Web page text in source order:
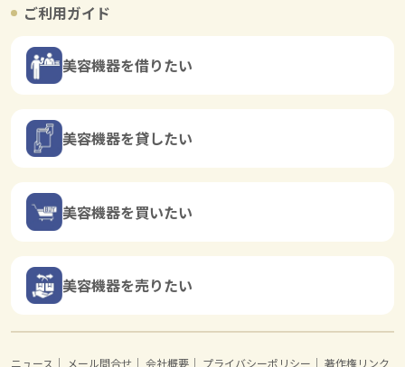
ご利用ガイド
美容機器を借りたい
美容機器を貸したい
美容機器を買いたい
美容機器を売りたい
ニュース ｜ メール問合せ ｜ 会社概要 ｜ プライバシーポリシー ｜ 著作権リンク